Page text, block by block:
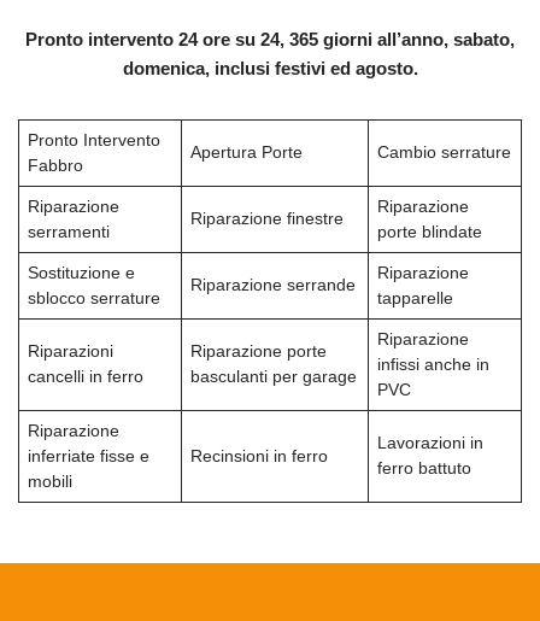
Pronto intervento 24 ore su 24, 365 giorni all’anno, sabato,
domenica, inclusi festivi ed agosto.
Pronto Intervento
Fabbro
Apertura Porte Cambio serrature
Riparazione
serramenti
Riparazione finestre
Riparazione
porte blindate
Sostituzione e
sblocco serrature
Riparazione serrande
Riparazione
tapparelle
Riparazioni
cancelli in ferro
Riparazione porte
basculanti per garage
Riparazione
infissi anche in
PVC
Riparazione
inferriate fisse e
mobili
Recinsioni in ferro
Lavorazioni in
ferro battuto